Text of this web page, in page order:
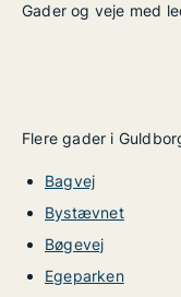
Gader og veje med
Flere gader i
Bagvej
Bystævnet
Bøgevej
Egeparken